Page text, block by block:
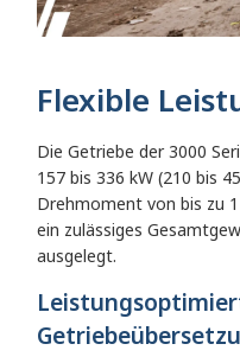
Flexible
Die Getriebe der 3000
157 bis 336 kW (210 bis
Drehmoment von bis zu
ein zulässiges
ausgelegt.